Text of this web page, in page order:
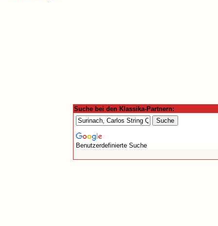
Suche bei den Klassika-Partnern:
Benutzerdefinierte Suche